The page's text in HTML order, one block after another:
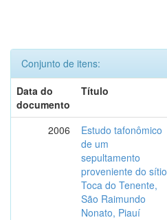
Conjunto de itens:
Data do
documento
Título
2006
Estudo tafonômico
de um
sepultamento
proveniente do sítio
Toca do Tenente,
São Raimundo
Nonato, Piauí